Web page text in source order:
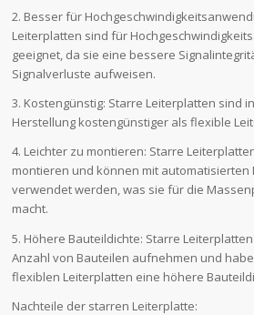
2. Besser für
Leiterplatten sind für
geeignet, da sie eine bessere
Signalverluste aufweisen.
3. Kostengünstig: Starre Leiterplatten sind
Herstellung kostengünstiger als flexible
4. Leichter zu montieren: Starre
montieren und können mit
verwendet werden, was sie für die
macht.
5. Höhere Bauteildichte: Starre
Anzahl von Bauteilen aufnehmen und
flexiblen Leiterplatten eine höhere
Nachteile der starren Leiterplatte: